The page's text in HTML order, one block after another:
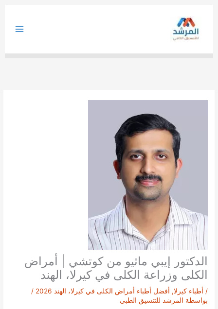
الدكتور إيبي ماثيو من كوتشي | أمراض
الكلى وزراعة الكلى في كيرلا، الهند
/ أطباء كيرلا, أفضل أطباء أمراض الكلى في كيرلا، الهند 2026
/
بواسطة المرشد للتنسيق الطبي